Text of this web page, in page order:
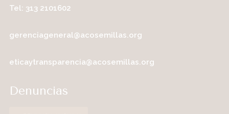
Tel: 313 2101602
gerenciageneral@acosemillas.org
eticaytransparencia@acosemillas.org
Denuncias